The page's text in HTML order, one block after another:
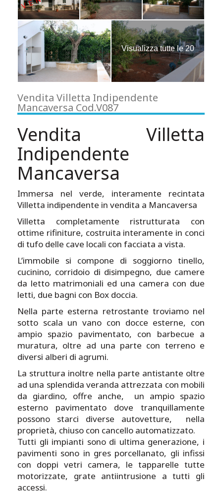
Visualizza tutte le 20
Vendita Villetta Indipendente
Mancaversa Cod.V087
Vendita Villetta
Indipendente
Mancaversa
Immersa nel verde, interamente recintata
Villetta indipendente in vendita a Mancaversa
Villetta completamente ristrutturata con
ottime rifiniture, costruita interamente in conci
di tufo delle cave locali con facciata a vista.
L’immobile si compone di soggiorno tinello,
cucinino, corridoio di disimpegno, due camere
da letto matrimoniali ed una camera con due
letti, due bagni con Box doccia.
Nella parte esterna retrostante troviamo nel
sotto scala un vano con docce esterne, con
ampio spazio pavimentato, con barbecue a
muratura, oltre ad una parte con terreno e
diversi alberi di agrumi.
La struttura inoltre nella parte antistante oltre
ad una splendida veranda attrezzata con mobili
da giardino, offre anche, un ampio spazio
esterno pavimentato dove tranquillamente
possono starci diverse autovetture, nella
proprietà, chiuso con cancello automatizzato.
Tutti gli impianti sono di ultima generazione, i
pavimenti sono in gres porcellanato, gli infissi
con doppi vetri camera, le tapparelle tutte
motorizzate, grate antiintrusione a tutti gli
accessi.